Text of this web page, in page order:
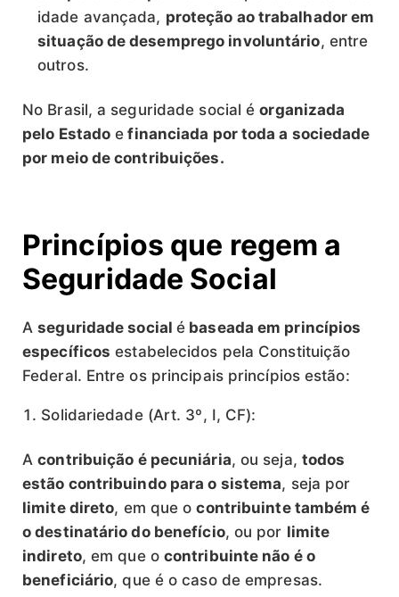
idade avançada, proteção ao trabalhador em
situação de desemprego involuntário, entre
outros.
No Brasil, a seguridade social éorganizada
pelo Estado e financiada por toda a sociedade
por meio de contribuições.
Princípios que regem a
Seguridade Social
Aseguridade socialé baseada em princípios
específicos estabelecidos pela Constituição
Federal. Entre os principais princípios estão:
Solidariedade (Art. 3º, I, CF):
Acontribuição é pecuniária, ou seja, todos
estão contribuindo para o sistema, seja por
limite direto, em que ocontribuinte também é
o destinatário do benefício, ou por limite
indireto, em que o contribuinte não é o
beneficiário, que é o caso de empresas.